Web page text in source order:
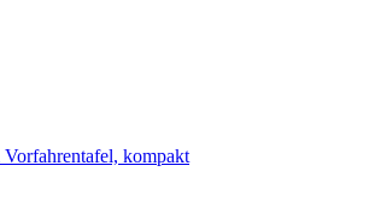
Vorfahrentafel, kompakt